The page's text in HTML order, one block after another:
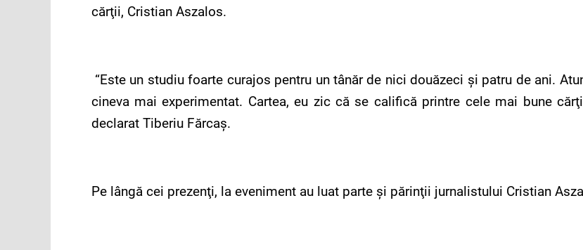
cărţii, Cristian Aszalos.
“Este un studiu foarte curajos pentru un tânăr de nici douăzeci şi patru de ani.
cineva mai experimentat. Cartea, eu zic că se califică printre cele mai bune
declarat Tiberiu Fărcaş.
Pe lângă cei prezenţi, la eveniment au luat parte şi părinţii jurnalistului Cristian